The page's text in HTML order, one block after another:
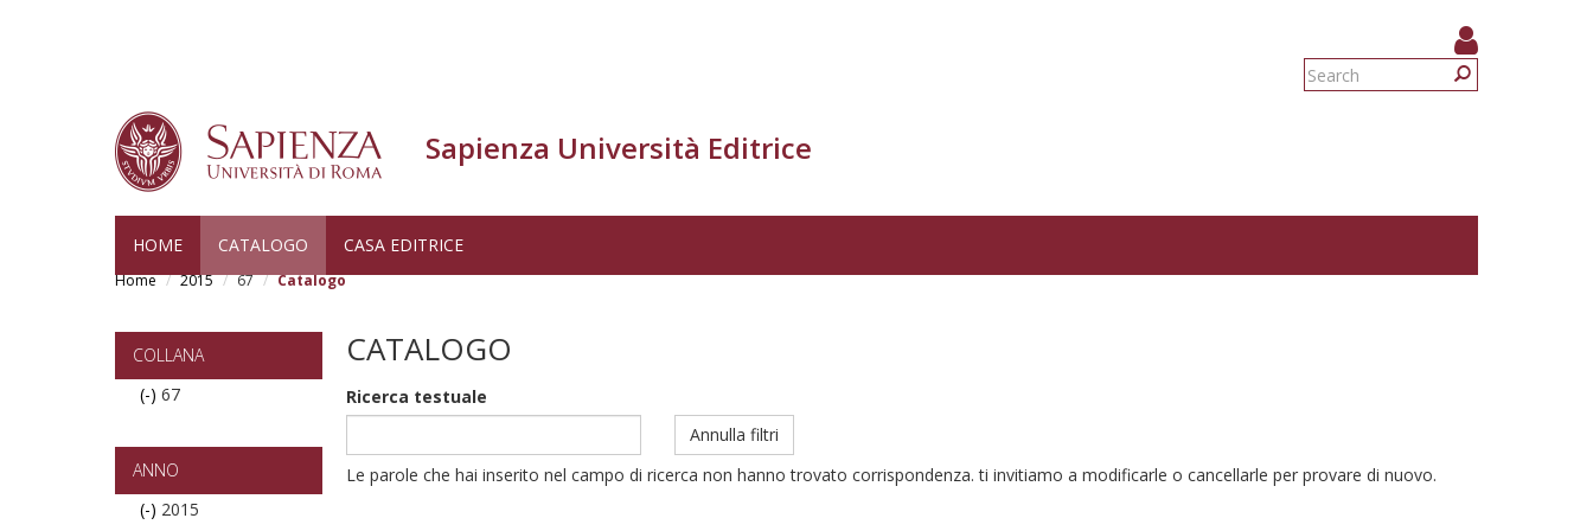
Search
Sapienza Università Editrice
HOME CATALOGO CASA EDITRICE
Home 2015 67 Catalogo
COLLANA
(-) Remove
filter
67
ANNO
(-) Remove
2015
CATALOGO
Ricerca testuale
Annulla filtri
Le parole che hai inserito nel campo di ricerca non hanno trovato corrispondenza. ti invitiamo a modificarle o cancellarle per provare di nuovo.